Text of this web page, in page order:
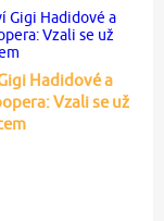
Hadidové a
Vzali se už